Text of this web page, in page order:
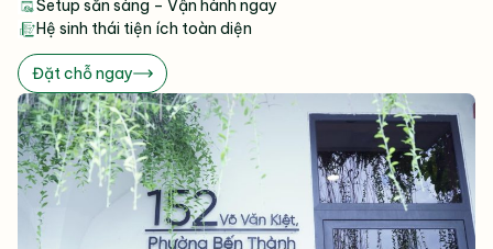
Setup sẵn sàng – Vận hành ngay
Hệ sinh thái tiện ích toàn diện
Đặt chỗ ngay